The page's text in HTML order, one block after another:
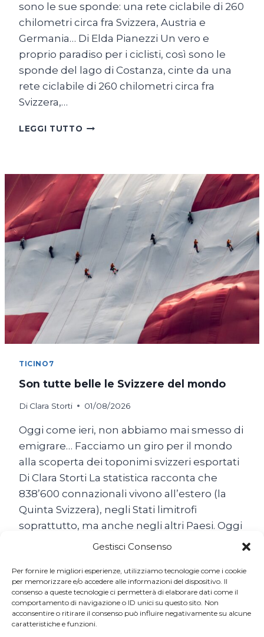
Gestisci Consenso
Per fornire le migliori esperienze, utilizziamo tecnologie come i cookie
per memorizzare e/o accedere alle informazioni del dispositivo. Il
consenso a queste tecnologie ci permetterà di elaborare dati come il
comportamento di navigazione o ID unici su questo sito. Non
acconsentire o ritirare il consenso può influire negativamente su alcune
caratteristiche e funzioni.
sono le sue sponde: una rete ciclabile di 260
chilometri circa fra Svizzera, Austria e
Germania… Di Elda Pianezzi Un vero e
proprio paradiso per i ciclisti, così sono le
sponde del lago di Costanza, cinte da una
rete ciclabile di 260 chilometri circa fra
Svizzera,…
LEGGI TUTTO SUL
IN
BICICLETTA
TICINO7
Son tutte belle le Svizzere del mondo
Di Clara Storti 01/08/2026
Oggi come ieri, non abbiamo mai smesso di
emigrare… Facciamo un giro per il mondo
alla scoperta dei toponimi svizzeri esportati
Di Clara Storti La statistica racconta che
838’600 connazionali vivono all’estero (la
Quinta Svizzera), negli Stati limitrofi
soprattutto, ma anche negli altri Paesi. Oggi
come ieri, non abbiamo mai smesso di
LEGGI TUTTOSON
TUTTE
BELLE
LE